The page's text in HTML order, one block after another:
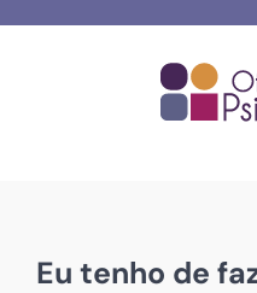
Eu tenho de